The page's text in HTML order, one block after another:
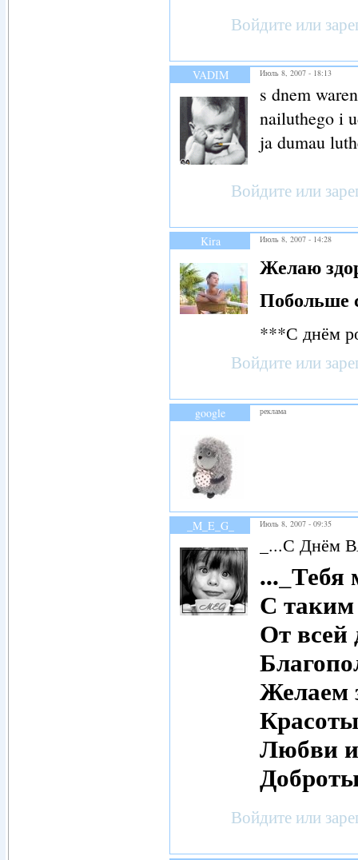
Войдите или
VADIM Июль 8, 2007 - 18:13
s dnem
nailuthego i
ja dumau
Войдите или
Kira Июль 8, 2007 - 14:28
Желаю
Побольше
***С днём
Войдите или
google реклама
_M_E_G_ Июль 8, 2007 - 09:35
_...С Днём
..._Тебя
С
От всей
Желаем
Любви
Войдите или